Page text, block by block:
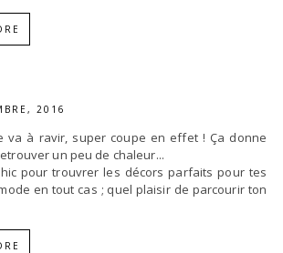
2016
va à ravir, super coupe en effet ! Ça donne
un peu de chaleur...
pour trouvrer les décors parfaits pour tes
en tout cas ; quel plaisir de parcourir ton